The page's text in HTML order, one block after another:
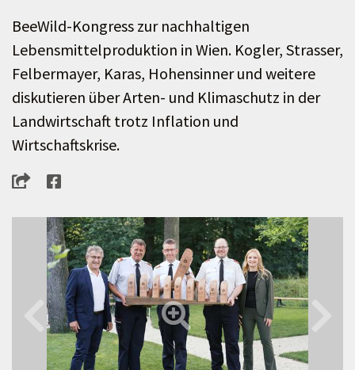
BeeWild-Kongress zur nachhaltigen
Lebensmittelproduktion in Wien. Kogler, Strasser,
Felbermayer, Karas, Hohensinner und weitere
diskutieren über Arten- und Klimaschutz in der
Landwirtschaft trotz Inflation und
Wirtschaftskrise.